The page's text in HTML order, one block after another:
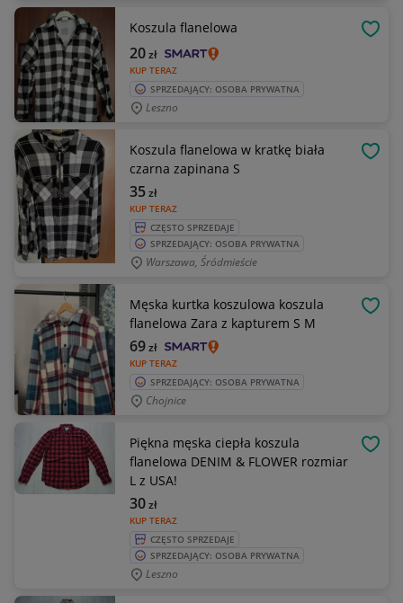
Koszula flanelowa
KUP TERAZ
20zł
SPRZEDAJĄCY: OSOBA PRYWATNA
Leszno
Koszula flanelowa w kratkę biała
czarna zapinana S
KUP TERAZ
35zł
CZĘSTO SPRZEDAJE
SPRZEDAJĄCY: OSOBA PRYWATNA
Warszawa, Śródmieście
Męska kurtka koszulowa koszula
flanelowa Zara z kapturem S M
KUP TERAZ
69zł
SPRZEDAJĄCY: OSOBA PRYWATNA
Chojnice
Piękna męska ciepła koszula
flanelowa DENIM & FLOWER rozmiar
L z USA!
KUP TERAZ
30zł
CZĘSTO SPRZEDAJE
SPRZEDAJĄCY: OSOBA PRYWATNA
Leszno